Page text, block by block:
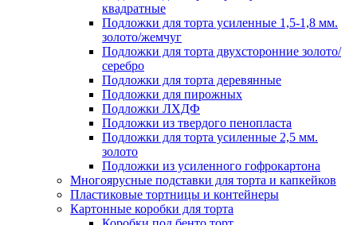
квадратные
Подложки для торта усиленные 1,5-1,8 мм.
золото/жемчуг
Подложки для торта двухсторонние золото/
серебро
Подложки для торта деревянные
Подложки для пирожных
Подложки ЛХДФ
Подложки из твердого пенопласта
Подложки для торта усиленные 2,5 мм.
золото
Подложки из усиленного гофрокартона
Многоярусные подставки для торта и капкейков
Пластиковые тортницы и контейнеры
Картонные коробки для торта